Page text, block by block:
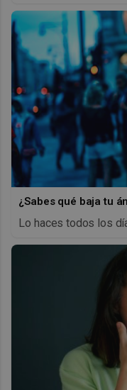
¿Sabes qué baja tu
Lo haces todos los